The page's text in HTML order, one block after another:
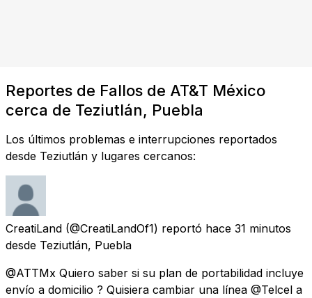
Reportes de Fallos de AT&T México
cerca de Teziutlán, Puebla
Los últimos problemas e interrupciones reportados
desde Teziutlán y lugares cercanos:
CreatiLand (@CreatiLandOf1) reportó hace 31 minutos
desde Teziutlán, Puebla
@ATTMx Quiero saber si su plan de portabilidad incluye
envío a domicilio ? Quisiera cambiar una línea @Telcel a